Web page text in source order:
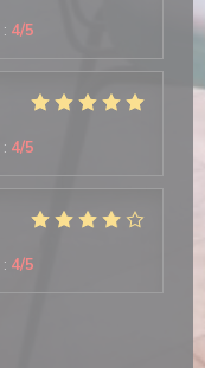
: 4/5
: 4/5
: 4/5